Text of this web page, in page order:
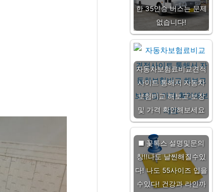
한 35인승 버스는 문제
없습니다!
자동차보험료비교견적
사이트 통해서 자동차
보험비교 해보고 보장
및 가격 확인해보세요
■ 꽃톡스 설명및문의
창!!나도 날씬해질수있
다! 나도 55사이즈 입을
수있다! 건강과 라인까